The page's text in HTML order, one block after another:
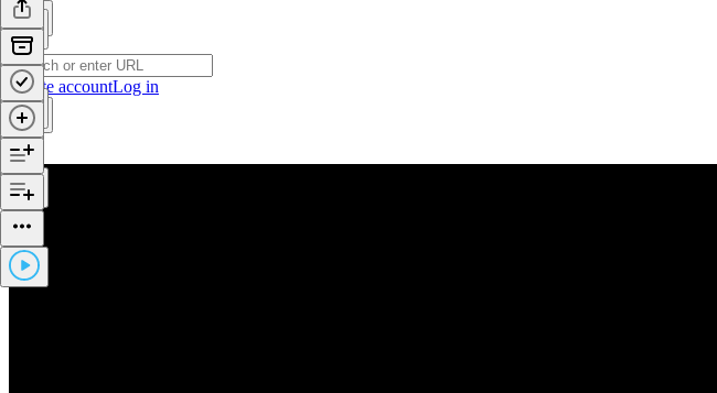
Create accountLog in